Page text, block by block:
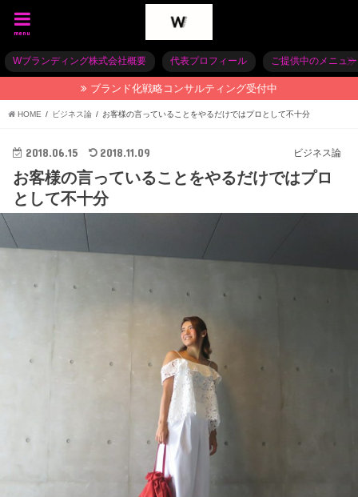
menu
Wブランディング株式会社概要 代表プロフィール ご提供中のメニュー
ブランド化戦略コンサルティング受付中
HOME ビジネス論 お客様の言っていることをやるだけではプロとして不十分
ビジネス論
2018.06.15 2018.11.09
お客様の言っていることをやるだけではプロ
として不十分